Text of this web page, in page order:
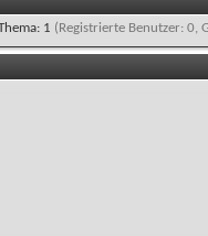
1 (Registrierte Benutzer: 0,